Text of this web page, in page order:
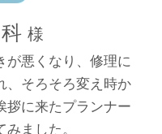
が悪くなり、修理に
、そろそろ変え時か
拶に来たプランナー
ました。